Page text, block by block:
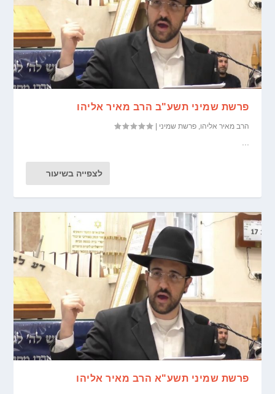
פרשת שמיני תשע"ב הרב מאיר אליהו
הרב מאיר אליהו,פרשת שמיני |
לצפייה בשיעור
פרשת שמיני תשע"א הרב מאיר אליהו